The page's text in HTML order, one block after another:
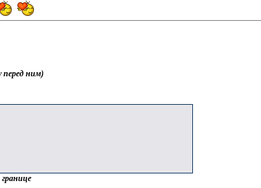
перед ним)